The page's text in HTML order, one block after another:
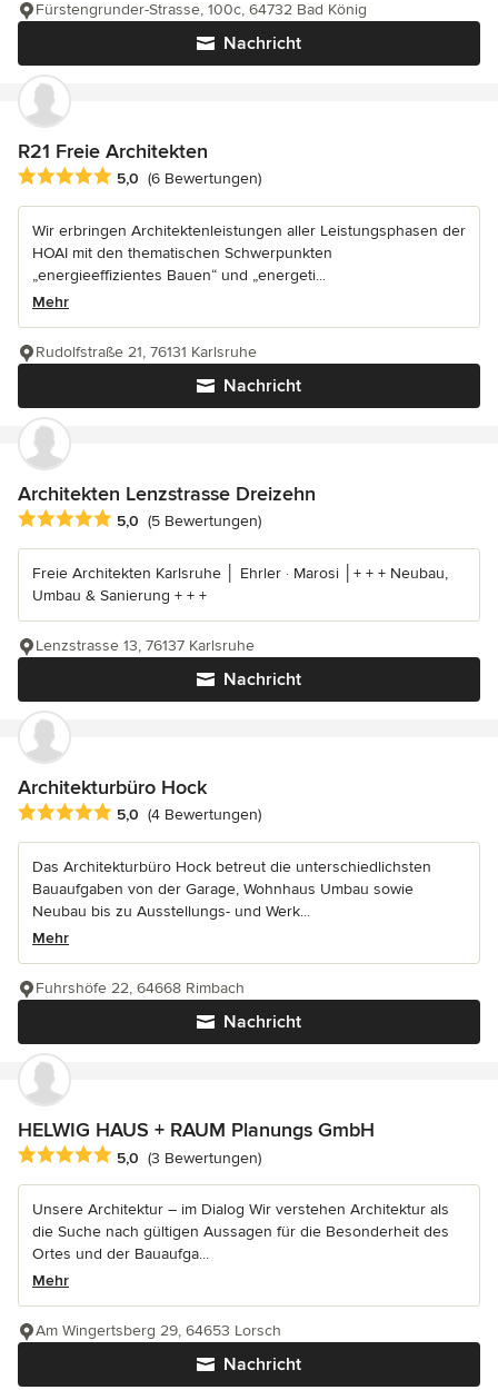
Nachricht
Fürstengrunder-Strasse, 100c, 64732 Bad König
R21 Freie Architekten
Durchschnittliche Bewertung: 5 von 5 Sternen
5,0 (6 Bewertungen)
Wir erbringen Architektenleistungen aller Leistungsphasen der
HOAI mit den thematischen Schwerpunkten
„energieeffizientes Bauen“ und „energeti...
Mehr
Nachricht
Rudolfstraße 21, 76131 Karlsruhe
Architekten Lenzstrasse Dreizehn
Durchschnittliche Bewertung: 5 von 5 Sternen
5,0 (5 Bewertungen)
Freie Architekten Karlsruhe │ Ehrler · Marosi │+ + + Neubau,
Umbau & Sanierung + + +
Nachricht
Lenzstrasse 13, 76137 Karlsruhe
Architekturbüro Hock
Durchschnittliche Bewertung: 5 von 5 Sternen
5,0 (4 Bewertungen)
Das Architekturbüro Hock betreut die unterschiedlichsten
Bauaufgaben von der Garage, Wohnhaus Umbau sowie
Neubau bis zu Ausstellungs- und Werk...
Mehr
Nachricht
Fuhrshöfe 22, 64668 Rimbach
HELWIG HAUS + RAUM Planungs GmbH
Durchschnittliche Bewertung: 5 von 5 Sternen
5,0 (3 Bewertungen)
Unsere Architektur – im Dialog Wir verstehen Architektur als
die Suche nach gültigen Aussagen für die Besonderheit des
Ortes und der Bauaufga...
Mehr
Nachricht
Am Wingertsberg 29, 64653 Lorsch